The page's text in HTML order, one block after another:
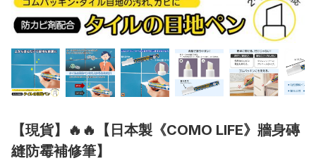
【現貨】🔥🔥【日本製《COMO LIFE》牆身磚
縫防霉補修筆】